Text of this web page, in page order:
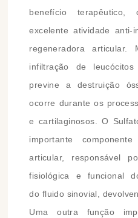
benefício
excelente atividade anti-
regeneradora articular.
infiltração de
previne a destruição
ocorre durante os
e cartilaginosos. O
importante
articular, responsável
fisiológica e funcional
do fluido sinovial,
Uma outra função